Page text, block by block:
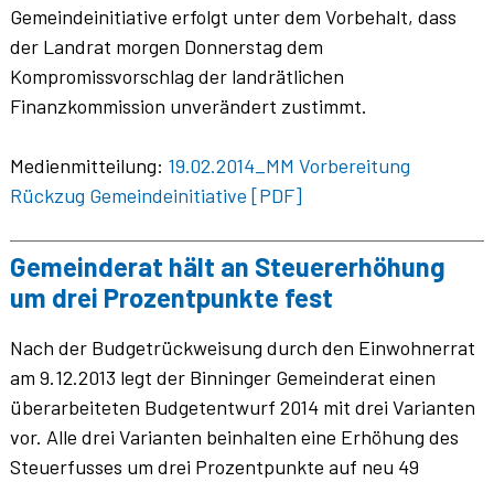
Gemeindeinitiative erfolgt unter dem Vorbehalt, dass
der Landrat morgen Donnerstag dem
Kompromissvorschlag der landrätlichen
Finanzkommission unverändert zustimmt.
Medienmitteilung: 19.02.2014_MM Vorbereitung
Rückzug Gemeindeinitiative [PDF]
Gemeinderat hält an Steuererhöhung
um drei Prozentpunkte fest
Nach der Budgetrückweisung durch den Einwohnerrat
am 9.12.2013 legt der Binninger Gemeinderat einen
überarbeiteten Budgetentwurf 2014 mit drei Varianten
vor. Alle drei Varianten beinhalten eine Erhöhung des
Steuerfusses um drei Prozentpunkte auf neu 49